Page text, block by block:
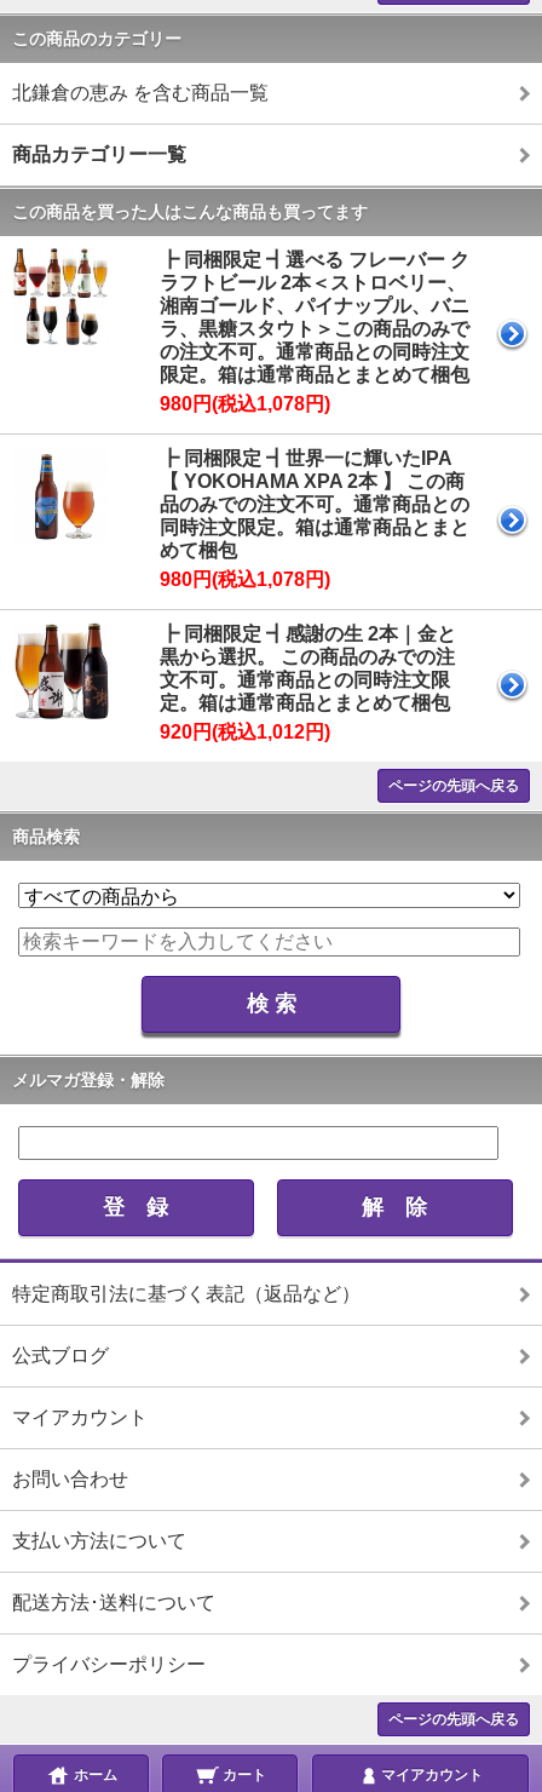
この商品のカテゴリー
北鎌倉の恵み を含む商品一覧
商品カテゴリー一覧
この商品を買った人はこんな商品も買ってます
┣ 同梱限定 ┫選べる フレーバー ク
ラフトビール 2本＜ストロベリー、
湘南ゴールド、パイナップル、バニ
ラ、黒糖スタウト＞この商品のみで
の注文不可。通常商品との同時注文
限定。箱は通常商品とまとめて梱包
980円(税込1,078円)
┣ 同梱限定 ┫世界一に輝いたIPA
【 YOKOHAMA XPA 2本 】 この商
品のみでの注文不可。通常商品との
同時注文限定。箱は通常商品とまと
めて梱包
980円(税込1,078円)
┣ 同梱限定 ┫感謝の生 2本｜金と
黒から選択。 この商品のみでの注
文不可。通常商品との同時注文限
定。箱は通常商品とまとめて梱包
920円(税込1,012円)
ページの先頭へ戻る
商品検索
メルマガ登録・解除
特定商取引法に基づく表記（返品など）
公式ブログ
マイアカウント
お問い合わせ
支払い方法について
配送方法･送料について
プライバシーポリシー
ページの先頭へ戻る
ホーム カート マイアカウント